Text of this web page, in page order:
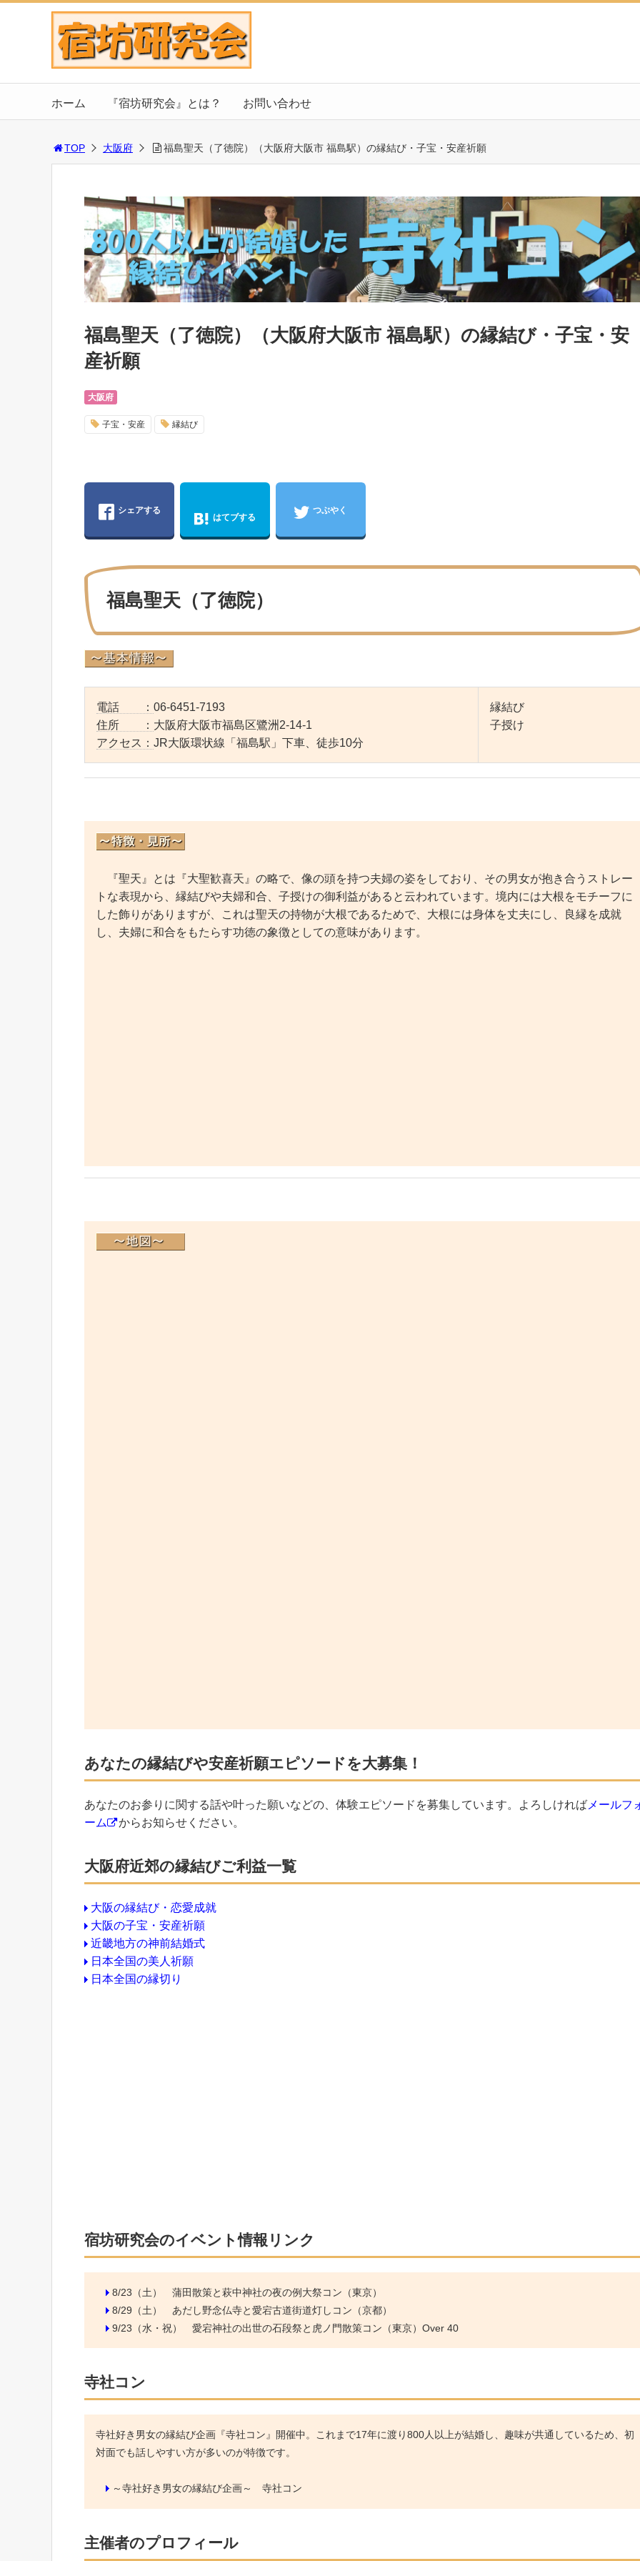
ホーム 『宿坊研究会』とは？ お問い合わせ
TOP 大阪府 福島聖天（了徳院）（大阪府大阪市 福島駅）の縁結び・子宝・安産祈願
福島聖天（了徳院）（大阪府大阪市 福島駅）の縁結び・子宝・安
産祈願
大阪府
子宝・安産 縁結び
シェアする
はてブする
つぶやく
福島聖天（了徳院）
電話 ： 06-6451-7193
住所 ： 大阪府大阪市福島区鷺洲2-14-1
アクセス： JR大阪環状線「福島駅」下車、徒歩10分
縁結び
子授け
『聖天』とは『大聖歓喜天』の略で、像の頭を持つ夫婦の姿をしており、その男女が抱き合うストレー
トな表現から、縁結びや夫婦和合、子授けの御利益があると云われています。境内には大根をモチーフに
した飾りがありますが、これは聖天の持物が大根であるためで、大根には身体を丈夫にし、良縁を成就
し、夫婦に和合をもたらす功徳の象徴としての意味があります。
あなたの縁結びや安産祈願エピソードを大募集！
あなたのお参りに関する話や叶った願いなどの、体験エピソードを募集しています。よろしければ メールフ
ーム
からお知らせください。
大阪府近郊の縁結びご利益一覧
大阪の縁結び・恋愛成就
大阪の子宝・安産祈願
近畿地方の神前結婚式
日本全国の美人祈願
日本全国の縁切り
宿坊研究会のイベント情報リンク
8/23（土） 蒲田散策と萩中神社の夜の例大祭コン（東京）
8/29（土） あだし野念仏寺と愛宕古道街道灯しコン（京都）
9/23（水・祝） 愛宕神社の出世の石段祭と虎ノ門散策コン（東京）Over 40
寺社コン
寺社好き男女の縁結び企画『寺社コン』開催中。これまで17年に渡り800人以上が結婚し、趣味が共通しているため、初
対面でも話しやすい方が多いのが特徴です。
～寺社好き男女の縁結び企画～ 寺社コン
主催者のプロフィール